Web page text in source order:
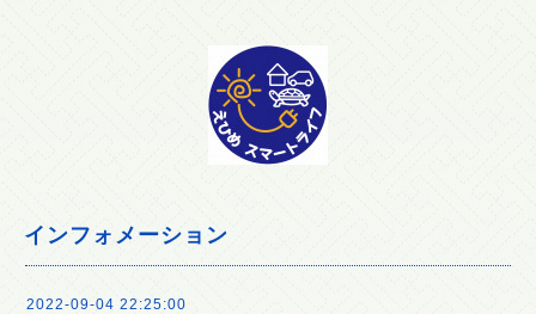
インフォメーション
2022-09-04 22:25:00